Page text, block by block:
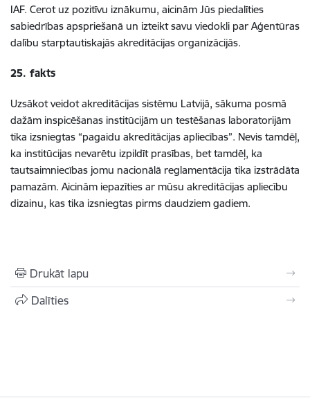
IAF. Cerot uz pozitīvu iznākumu, aicinām Jūs piedalīties
sabiedrības apspriešanā un izteikt savu viedokli par Aģentūras
dalību starptautiskajās akreditācijas organizācijās.
25. fakts
Uzsākot veidot akreditācijas sistēmu Latvijā, sākuma posmā
dažām inspicēšanas institūcijām un testēšanas laboratorijām
tika izsniegtas “pagaidu akreditācijas apliecības”. Nevis tamdēļ,
ka institūcijas nevarētu izpildīt prasības, bet tamdēļ, ka
tautsaimniecības jomu nacionālā reglamentācija tika izstrādāta
pamazām. Aicinām iepazīties ar mūsu akreditācijas apliecību
dizainu, kas tika izsniegtas pirms daudziem gadiem.
Drukāt lapu
Dalīties